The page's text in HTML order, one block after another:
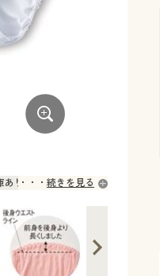
あり 続きを見る